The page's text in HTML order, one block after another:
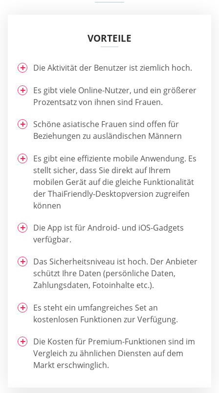
VORTEILE
Die Aktivität der Benutzer ist ziemlich hoch.
Es gibt viele Online-Nutzer, und ein größerer
Prozentsatz von ihnen sind Frauen.
Schöne asiatische Frauen sind offen für
Beziehungen zu ausländischen Männern
Es gibt eine effiziente mobile Anwendung. Es
stellt sicher, dass Sie direkt auf Ihrem
mobilen Gerät auf die gleiche Funktionalität
der ThaiFriendly-Desktopversion zugreifen
können
Die App ist für Android- und iOS-Gadgets
verfügbar.
Das Sicherheitsniveau ist hoch. Der Anbieter
schützt Ihre Daten (persönliche Daten,
Zahlungsdaten, Fotoinhalte etc.).
Es steht ein umfangreiches Set an
kostenlosen Funktionen zur Verfügung.
Die Kosten für Premium-Funktionen sind im
Vergleich zu ähnlichen Diensten auf dem
Markt erschwinglich.